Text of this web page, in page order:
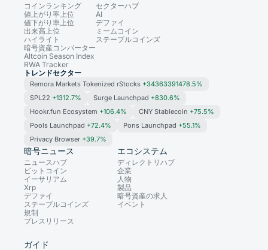
コインランキング
値上がり率上位
値下がり率上位
出来高上位
ハイライト
暗号資産コンバーター
Altcoin Season Index
RWA Tracker
セクターハブ
AI
デファイ
ミームコイン
ステーブルコインズ
トレンドセクター
Remora Markets Tokenized rStocks +34363391478.5%
SPL22 +1312.7% Surge Launchpad +830.6%
Hookr.fun Ecosystem +106.4% CNY Stablecoin +75.5%
Pools Launchpad +72.4% Pons Launchpad +55.1%
Privacy Browser +39.7%
暗号ニュース
ニュースハブ
ビットコイン
イーサリアム
Xrp
デファイ
ステーブルコインズ
規制
プレスリリース
エコシステム
ディレクトリハブ
企業
人物
製品
暗号資産の求人
イベント
ガイド